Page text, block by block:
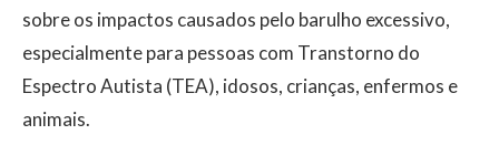
sobre os impactos causados pelo barulho excessivo,
especialmente para pessoas com Transtorno do
Espectro Autista (TEA), idosos, crianças, enfermos e
animais.